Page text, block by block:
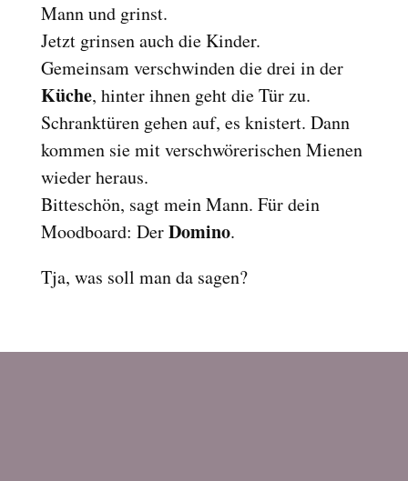
Mann und grinst.
Jetzt grinsen auch die Kinder.
Gemeinsam verschwinden die drei in der
Küche, hinter ihnen geht die Tür zu.
Schranktüren gehen auf, es knistert. Dann
kommen sie mit verschwörerischen Mienen
wieder heraus.
Bitteschön, sagt mein Mann. Für dein
Moodboard: DerDomino.
Tja, was soll man da sagen?